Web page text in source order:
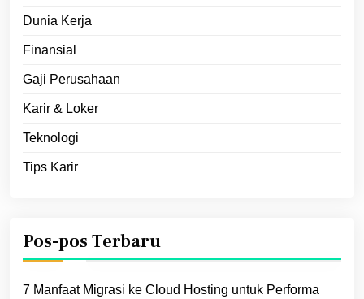
Dunia Kerja
Finansial
Gaji Perusahaan
Karir & Loker
Teknologi
Tips Karir
Pos-pos Terbaru
7 Manfaat Migrasi ke Cloud Hosting untuk Performa